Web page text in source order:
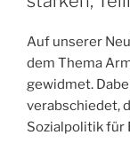
Auf unserer
dem Thema
gewidmet.
verabschiedet,
Sozialpolitik für